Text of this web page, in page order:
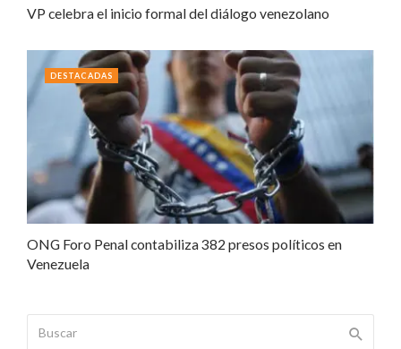
VP celebra el inicio formal del diálogo venezolano
ONG Foro Penal contabiliza 382 presos políticos en
Venezuela
DESTACADAS